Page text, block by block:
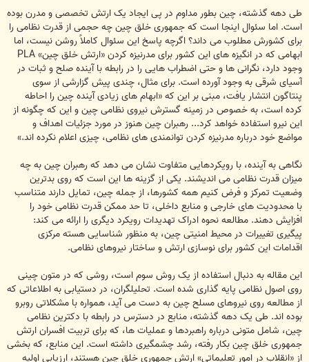
طی دهه گذشته، چین بطور مداوم در پی ایجاد یک ارتش تخصصی و مدرن بوده
است. اما سئوال اینجا است که جمهوری خلق چین چه حجمی از قدرت نظامی را
برای کشورش مطلوب می داند؟ اگرچه پاسخ این سئوال کاملاً روشن نیست، اما
ابهامی که در انگیزه های این کشور برای مدرنیزه کردن «ارتش خلق چین» PLA
وجود دارد، نگرانی ها و حتی اضطراب هایی را در رابطه با آینده صلح و ثبات در
آسیای شرقی به وجود آورده است. برای مثال، چندی پیش گزارشی از سوی
پنتاگون انتشار یافت، مبنی بر این که «ابهام های زیادی آینده چین را احاطه
کرده است، به خصوص در زمینه گسترش نیروی نظامی چین و این که چگونه از
این نیرو استفاده خواهد کرد... رهبران چین هنوز در مورد جزئیات اهداف و
مواضع خود درباره مدرنیزه کردن توانمندی های نظامی، چیزی اعلام نکرده اند.»
نگاهی به آینده، با رویکردهایی متفاوت نشان می دهد که رهبران چین به چه
میزان قدرت نظامی می اندیشند. یکی از گزینه ها این است که روی بدترین
وضعیت تمرکز و فرض کنیم همه کشورها، از جمله چین، تمایل دارند متناسب
با محدودیت های خارجی و منابع داخلی، تا حد ممکن قدرت نظامی خود را
افزایش دهند. مطالعه نحوه ادراک تهدیدات رویکرد دیگری را ارائه می کند:
پیگیری تغییرات در محیط امنیتی چین، به منظور شناسایی هسته مرکزی
اقدامات این کشور برای نوسازی ارتش و ساختار نیروهای نظامی.
این مقاله به دنبال استفاده از یک روش سوم است، روشی که در متون چینی
روی اصول نظامی پایه گذاری شده است. تحلیلگران، در دستیابی به اطلاعاتی که
از مطالعه روی نیروهای مسلح چین به دست می آید، همواره با مشکلاتی روبرو
بوده اند. طی یک دهه گذشته، منابع در دسترس در رابطه با دکترین نظامی
چین، شامل متونی درباره راهبردها و عملیات ها، که برای تربیت افسران ارتش
جمهوری خلق چین بکار رفته، رشد چشمگیری داشته است. این منابع، که بخشی
از «انقلاب در امور تعلیماتی» ارتش جمهوری خلق چین هستند، ارزیابی اولیه